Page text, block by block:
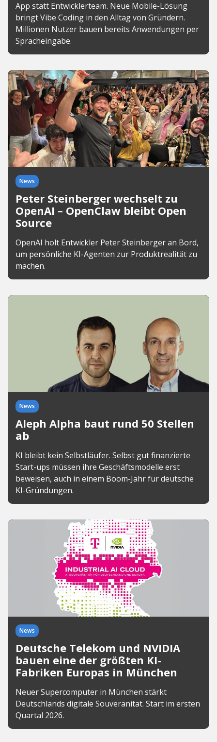
App statt Entwicklerteam. Neue Mobile-Lösung
bringt Vibe Coding in den Alltag von Gründern.
Millionen Nutzer bauen bereits Anwendungen per
Spracheingabe.
News
Peter Steinberger wechselt zu
OpenAI – OpenClaw bleibt Open
Source
OpenAI holt Entwickler Peter Steinberger an Bord,
um persönliche KI-Agenten zur Produktrealität zu
machen.
News
Aleph Alpha baut rund 50 Stellen
ab
KI bleibt kein Selbstläufer. Selbst gut finanzierte
Start-ups müssen ihre Geschäftsmodelle erst
beweisen, auch in einem Boom-Jahr für deutsche
KI-Gründungen.
News
Deutsche Telekom und NVIDIA
bauen eine der größten KI-
Fabriken Europas in München
Neuer Supercomputer in München stärkt
Deutschlands digitale Souveränität. Start im ersten
Quartal 2026.